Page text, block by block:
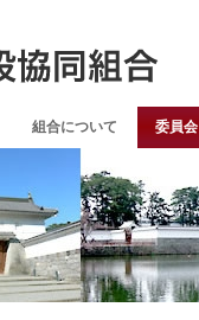
組合について 委員会